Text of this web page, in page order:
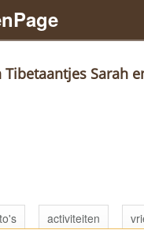
Tibetaantjes Sarah
activiteiten